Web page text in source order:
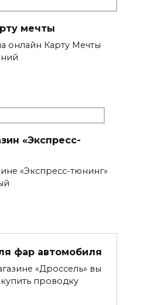
мечты
онлайн Карту Мечты
«Экспресс-
«Экспресс-тюнинг»
фар автомобиля
«Дроссель» вы
проводку